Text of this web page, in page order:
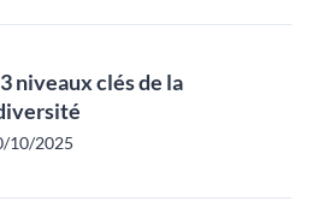
niveaux clés de la
10/2025